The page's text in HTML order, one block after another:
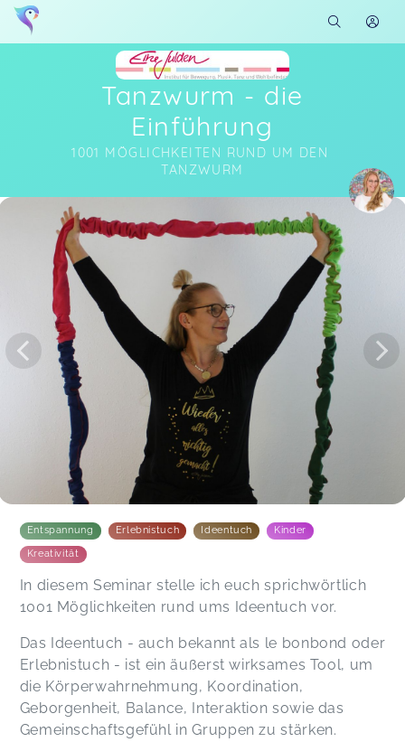
Tanzwurm - die
Einführung
1001 MÖGLICHKEITEN RUND UM DEN
TANZWURM
Soon you will learn more about me here...
Entspannung Erlebnistuch Ideentuch Kinder
Kreativität
In diesem Seminar stelle ich euch sprichwörtlich
1001 Möglichkeiten rund ums Ideentuch vor.
Das Ideentuch - auch bekannt als le bonbond oder
Erlebnistuch - ist ein äußerst wirksames Tool, um
die Körperwahrnehmung, Koordination,
Geborgenheit, Balance, Interaktion sowie das
Gemeinschaftsgefühl in Gruppen zu stärken.